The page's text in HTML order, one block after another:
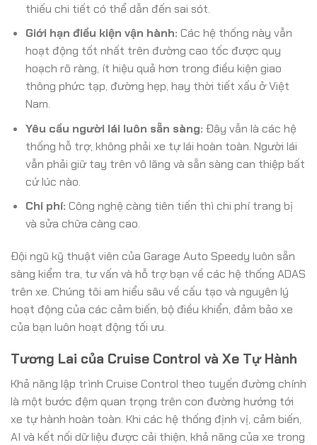
thiếu chi tiết có thể dẫn đến sai sót.
Giới hạn điều kiện vận hành: Các hệ thống này vẫn
hoạt động tốt nhất trên đường cao tốc được quy
hoạch rõ ràng, ít hiệu quả hơn trong điều kiện giao
thông phức tạp, đường hẹp, hay thời tiết xấu ở Việt
Nam.
Yêu cầu người lái luôn sẵn sàng: Đây vẫn là các hệ
thống hỗ trợ, không phải xe tự lái hoàn toàn. Người lái
vẫn phải giữ tay trên vô lăng và sẵn sàng can thiệp bất
cứ lúc nào.
Chi phí: Công nghệ càng tiên tiến thì chi phí trang bị
và sửa chữa càng cao.
Đội ngũ kỹ thuật viên của Garage Auto Speedy luôn sẵn
sàng kiểm tra, tư vấn và hỗ trợ bạn về các hệ thống ADAS
trên xe. Chúng tôi am hiểu sâu về cấu tạo và nguyên lý
hoạt động của các cảm biến, bộ điều khiển, đảm bảo xe
của bạn luôn hoạt động tối ưu.
Tương Lai của Cruise Control và Xe Tự Hành
Khả năng lập trình Cruise Control theo tuyến đường chính
là một bước đệm quan trọng trên con đường hướng tới
xe tự hành hoàn toàn. Khi các hệ thống định vị, cảm biến,
AI và kết nối dữ liệu được cải thiện, khả năng của xe trong